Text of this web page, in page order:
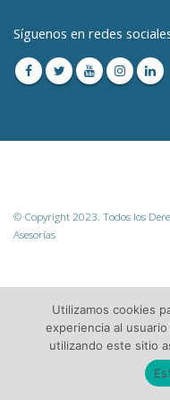
Síguenos en redes
© Copyright 2023. Todos los
Asesorías
Utilizamos cookies
experiencia al
utilizando este sitio